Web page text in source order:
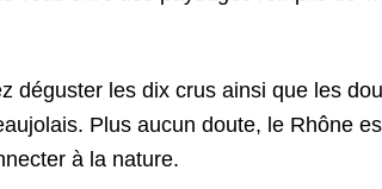
déguster les dix crus ainsi que les
Plus aucun doute, le Rhône
à la nature.